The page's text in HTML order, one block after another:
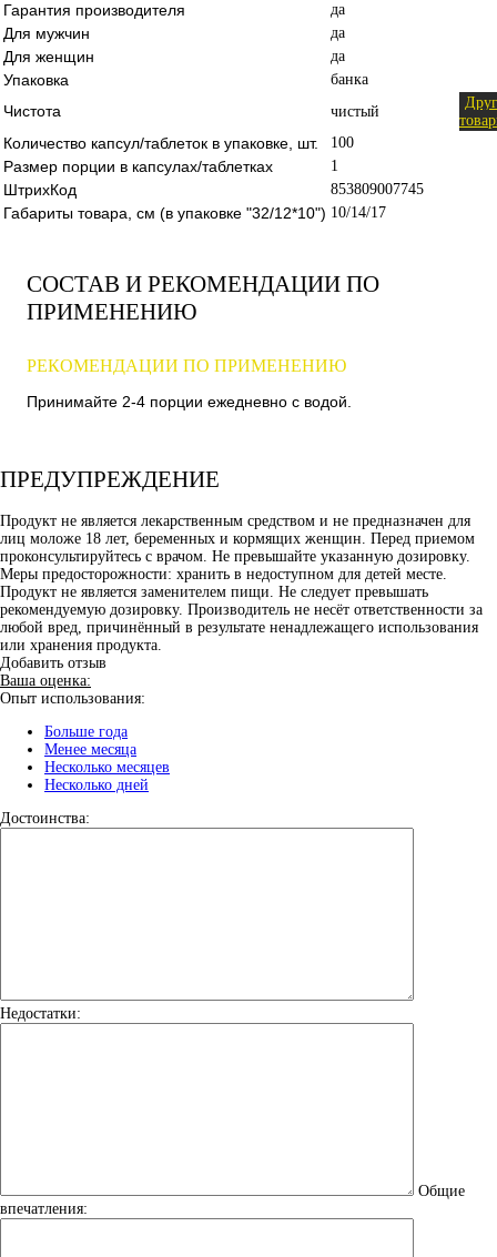
Гарантия производителя да
Для мужчин да
Для женщин да
Упаковка банка
Чистота чистый
Количество капсул/таблеток в упаковке, шт. 100
Размер порции в капсулах/таблетках 1
ШтрихКод 853809007745
Габариты товара, см (в упаковке "32/12*10") 10/14/17
СОСТАВ И РЕКОМЕНДАЦИИ ПО
ПРИМЕНЕНИЮ
РЕКОМЕНДАЦИИ ПО ПРИМЕНЕНИЮ
Принимайте 2-4 порции ежедневно с водой.
ПРЕДУПРЕЖДЕНИЕ
Продукт не является лекарственным средством и не предназначен для
лиц моложе 18 лет, беременных и кормящих женщин. Перед приемом
проконсультируйтесь с врачом. Не превышайте указанную дозировку.
Меры предосторожности: хранить в недоступном для детей месте.
Продукт не является заменителем пищи. Не следует превышать
рекомендуемую дозировку. Производитель не несёт ответственности за
любой вред, причинённый в результате ненадлежащего использования
или хранения продукта.
Добавить отзыв
Ваша оценка:
Опыт использования:
Больше года
Менее месяца
Несколько месяцев
Несколько дней
Достоинства:
Недостатки:
Общие
впечатления: